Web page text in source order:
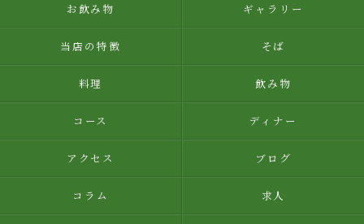
お飲み物 ギャラリー
当店の特徴 そば
料理 飲み物
コース ディナー
アクセス ブログ
コラム 求人